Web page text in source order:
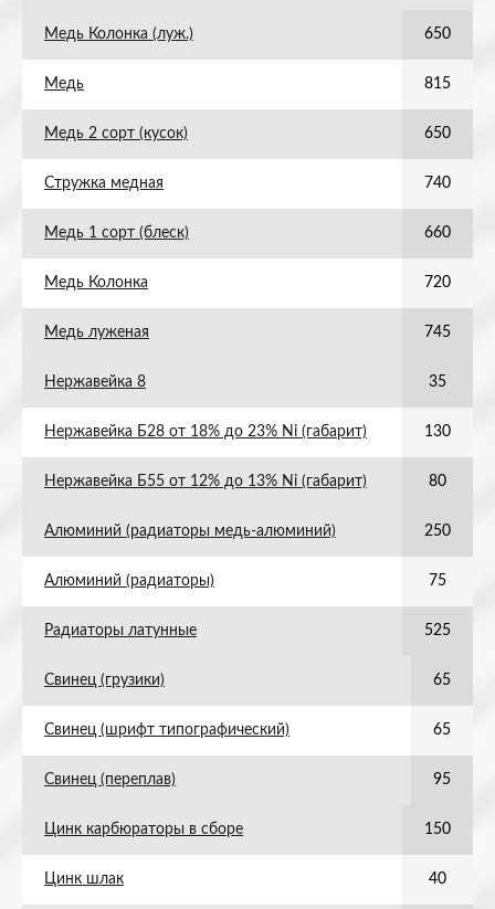
Медь Колонка (луж.) 650
Медь 815
Медь 2 сорт (кусок) 650
Стружка медная 740
Медь 1 сорт (блеск) 660
Медь Колонка 720
Медь луженая 745
Нержавейка 8 35
Нержавейка Б28 от 18% до 23% Ni (габарит) 130
Нержавейка Б55 от 12% до 13% Ni (габарит) 80
Алюминий (радиаторы медь-алюминий) 250
Алюминий (радиаторы) 75
Радиаторы латунные 525
Свинец (грузики) 65
Свинец (шрифт типографический) 65
Свинец (переплав) 95
Цинк карбюраторы в сборе 150
Цинк шлак 40